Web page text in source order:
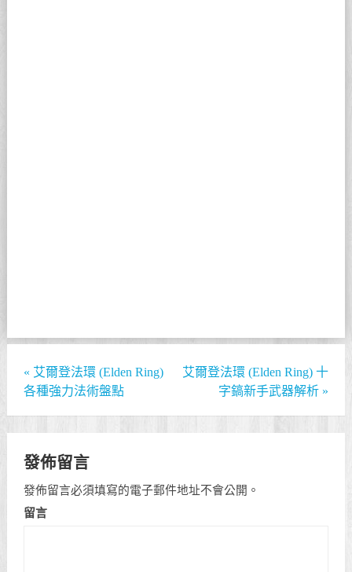
« 艾爾登法環 (Elden Ring)
各種強力法術盤點
艾爾登法環 (Elden Ring) 十
字鎬新手武器解析 »
發佈留言
發佈留言必須填寫的電子郵件地址不會公開。
留言